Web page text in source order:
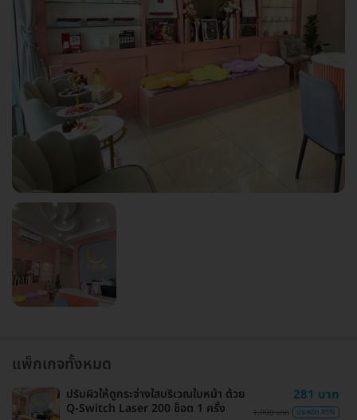
แพ็กเกจทั้งหมด
ปรับผิวให้ดูกระจ่างใสบริเวณใบหน้า ด้วย
Q-Switch Laser 200 ช็อต 1 ครั้ง
281 บาท
1,900 บาท ประหยัด 85%